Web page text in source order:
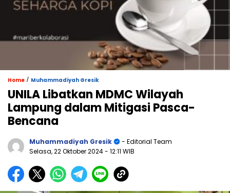
Home / Muhammadiyah Gresik
UNILA Libatkan MDMC Wilayah
Lampung dalam Mitigasi Pasca-
Bencana
Muhammadiyah Gresik
- Editorial Team
Selasa, 22 Oktober 2024- 12:11 WIB